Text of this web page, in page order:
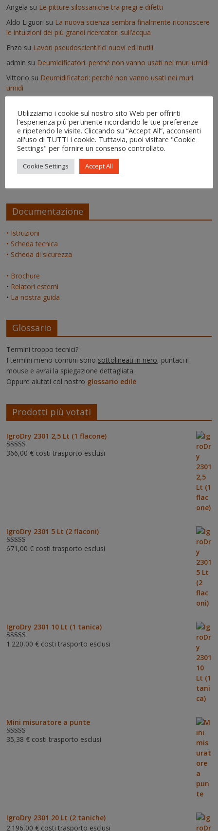
Angela su Le pitture silossaniche tra pregi e difetti
Aldo Liguori su La nuova scienza sembra finalmente riconoscere
le intuizioni dei più grandi ricercatori sull’acqua
Enzo su Lavori pseudoscientifici nuovi ed inutili
admin su Deumidificatori: perché non vanno usati nei muri umidi
Vittorio su Deumidificatori: perché non vanno usati nei muri
umidi
Come si usa IgroDry
adminsuPitture termiche: pro e contro su alcuni prodotti in
commercio
EricasuPitture termiche: pro e contro su alcuni prodotti in
commercio
Documentazione
• Istruzioni
• Scheda tecnica
• Scheda di sicurezza
• Brochure
• Relatori esterni
• La nostra guida
Glossario
Termini troppo tecnici?
I termini meno comuni sono sottolineati in nero, puntaci il
mouse e avrai la spiegazione dettagliata.
Oppure aiutati col nostro glossario edile
Prodotti più votati
IgroDry 2301 2,5 Lt (1 flacone)
Valutato5.00
366,00 € costi trasporto esclusi
IgroDry 2301 5 Lt (2 flaconi)
Valutato5.00
671,00 € costi trasporto esclusi
IgroDry 2301 10 Lt (1 tanica)
Valutato5.00
1.220,00 € costi trasporto esclusi
Mini misuratore a punte
Valutat
35,38 € costi trasporto esclusi
IgroDry 2301 20 Lt (2 taniche)
2.196,00 € costi trasporto esclusi
Utilizziamo i cookie sul nostro sito Web per offrirti
l'esperienza più pertinente ricordando le tue preferenze
e ripetendo le visite. Cliccando su “Accept All”, acconsenti
all'uso di TUTTI i cookie. Tuttavia, puoi visitare "Cookie
Settings" per fornire un consenso controllato.
Cookie Settings Accept All